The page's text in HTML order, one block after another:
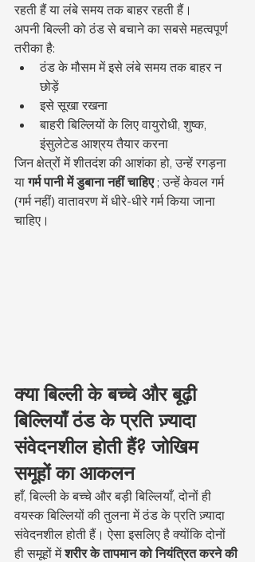
रहती हैं या लंबे समय तक बाहर रहती हैं।
अपनी बिल्ली को ठंड से बचाने का सबसे महत्वपूर्ण
तरीका है:
ठंड के मौसम में इसे लंबे समय तक बाहर न
छोड़ें
इसे सूखा रखना
बाहरी बिल्लियों के लिए वायुरोधी, शुष्क,
इंसुलेटेड आश्रय तैयार करना
जिन क्षेत्रों में शीतदंश की आशंका हो, उन्हें रगड़ना
या गर्म पानी में डुबाना नहीं चाहिए ; उन्हें केवल गर्म
(गर्म नहीं) वातावरण में धीरे-धीरे गर्म किया जाना
चाहिए।
क्या बिल्ली के बच्चे और बूढ़ी
बिल्लियाँ ठंड के प्रति ज़्यादा
संवेदनशील होती हैं? जोखिम
समूहों का आकलन
हाँ, बिल्ली के बच्चे और बड़ी बिल्लियाँ, दोनों ही
वयस्क बिल्लियों की तुलना में ठंड के प्रति ज़्यादा
संवेदनशील होती हैं। ऐसा इसलिए है क्योंकि दोनों
ही समूहों में शरीर के तापमान को नियंत्रित करने की